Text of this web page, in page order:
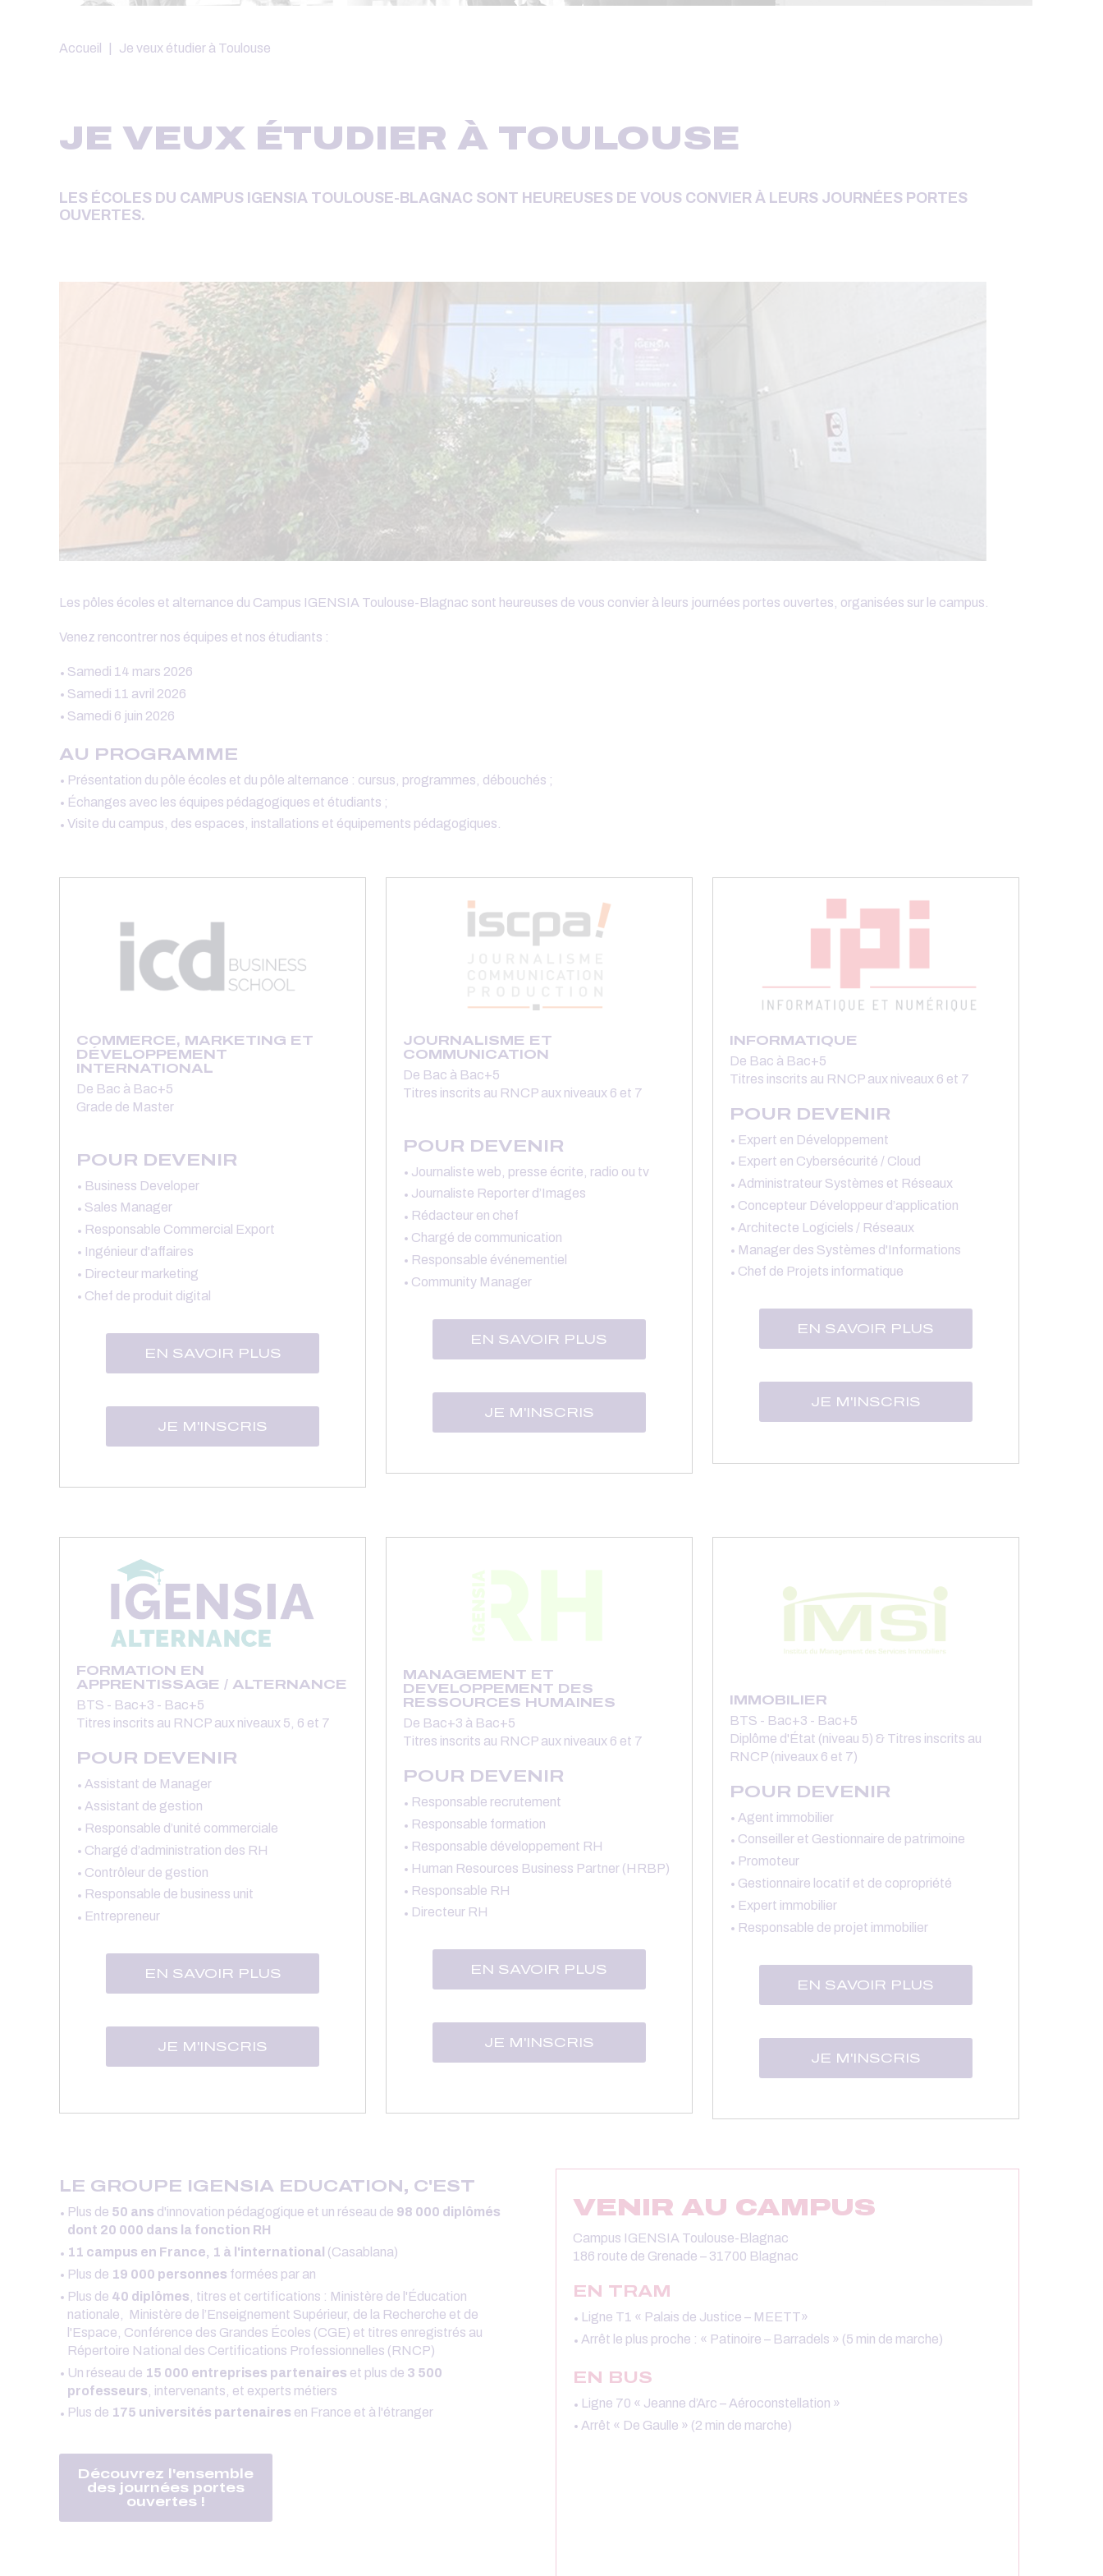
Fil
Accueil Je veux étudier à Toulouse
JE VEUX ÉTUDIER À TOULOUSE
LES ÉCOLES DU CAMPUS IGENSIA TOULOUSE-BLAGNAC SONT HEUREUSES DE VOUS CONVIER À LEURS JOURNÉES PORTES
OUVERTES.
Les pôles écoles et alternance du Campus IGENSIA Toulouse-Blagnac sont heureuses de vous convier à leurs journées portes ouvertes, organisées sur le campus.
Venez rencontrer nos équipes et nos étudiants :
Samedi 14 mars 2026
Samedi 11 avril 2026
Samedi 6 juin 2026
AU PROGRAMME
Présentation du pôle écoles et du pôle alternance : cursus, programmes, débouchés ;
Échanges avec les équipes pédagogiques et étudiants ;
Visite du campus, des espaces, installations et équipements pédagogiques.
COMMERCE, MARKETING ET
DÉVELOPPEMENT
INTERNATIONAL
De Bac à Bac+5
Grade de Master
POUR DEVENIR
Business Developer
Sales Manager
Responsable Commercial Export
Ingénieur d'affaires
Directeur marketing
Chef de produit digital
EN SAVOIR PLUS
JE M'INSCRIS
JOURNALISME ET
COMMUNICATION
De Bac à Bac+5
Titres inscrits au RNCP aux niveaux 6 et 7
POUR DEVENIR
Journaliste web, presse écrite, radio ou tv
Journaliste Reporter d’Images
Rédacteur en chef
Chargé de communication
Responsable événementiel
Community Manager
EN SAVOIR PLUS
JE M'INSCRIS
INFORMATIQUE
De Bac à Bac+5
Titres inscrits au RNCP aux niveaux 6 et 7
POUR DEVENIR
Expert en Développement
Expert en Cybersécurité / Cloud
Administrateur Systèmes et Réseaux
Concepteur Développeur d’application
Architecte Logiciels / Réseaux
Manager des Systèmes d'Informations
Chef de Projets informatique
EN SAVOIR PLUS
JE M'INSCRIS
FORMATION EN
APPRENTISSAGE / ALTERNANCE
BTS - Bac+3 - Bac+5
Titres inscrits au RNCP aux niveaux 5, 6 et 7
POUR DEVENIR
Assistant de Manager
Assistant de gestion
Responsable d’unité commerciale
Chargé d’administration des RH
Contrôleur de gestion
Responsable de business unit
Entrepreneur
EN SAVOIR PLUS
JE M'INSCRIS
MANAGEMENT ET
DEVELOPPEMENT DES
RESSOURCES HUMAINES
De Bac+3 à Bac+5
Titres inscrits au RNCP aux niveaux 6 et 7
POUR DEVENIR
Responsable recrutement
Responsable formation
Responsable développement RH
Human Resources Business Partner (HRBP)
Responsable RH
Directeur RH
EN SAVOIR PLUS
JE M'INSCRIS
IMMOBILIER
BTS - Bac+3 - Bac+5
Diplôme d'État (niveau 5) & Titres inscrits au
RNCP (niveaux 6 et 7)
POUR DEVENIR
Agent immobilier
Conseiller et Gestionnaire de patrimoine
Promoteur
Gestionnaire locatif et de copropriété
Expert immobilier
Responsable de projet immobilier
EN SAVOIR PLUS
JE M'INSCRIS
LE GROUPE IGENSIA EDUCATION, C'EST
Plus de 50 ans d'innovation pédagogique et un réseau de 98 000 diplômés
dont 20 000 dans la fonction RH
11 campus en France, 1 à l'international (Casablana)
Plus de 19 000 personnes formées par an
Plus de 40 diplômes , titres et certifications : Ministère de l'Éducation
nationale, Ministère de l’Enseignement Supérieur, de la Recherche et de
l'Espace, Conférence des Grandes Écoles (CGE) et titres enregistrés au
Répertoire National des Certifications Professionnelles (RNCP)
Un réseau de 15 000 entreprises partenaires et plus de 3 500
professeurs , intervenants, et experts métiers
Plus de 175 universités partenaires en France et à l'étranger
Découvrez l'ensemble
des journées portes
ouvertes !
VENIR AU CAMPUS
Campus IGENSIA Toulouse-Blagnac
186 route de Grenade – 31700 Blagnac
EN TRAM
Ligne T1 « Palais de Justice – MEETT»
Arrêt le plus proche : « Patinoire – Barradels » (5 min de marche)
EN BUS
Ligne 70 « Jeanne d’Arc – Aéroconstellation »
Arrêt « De Gaulle » (2 min de marche)